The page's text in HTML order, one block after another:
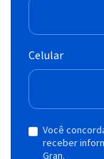
Celular
Você
receber
Gran.